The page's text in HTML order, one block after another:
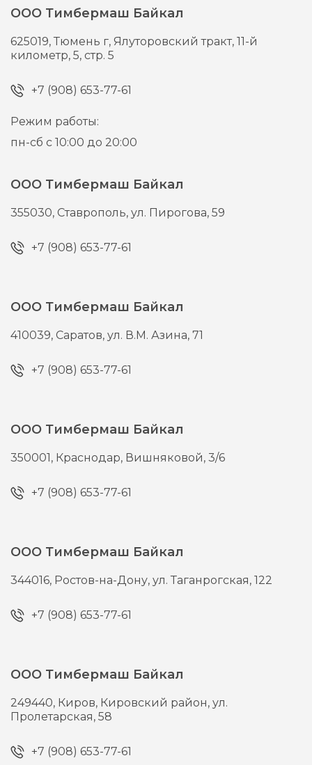
ООО Тимбермаш Байкал
625019,Тюмень г, Ялуторовский тракт, 11-й
километр, 5, стр. 5
+7 (908) 653-77-61
Режим работы:
пн-сб с 10:00 до 20:00
ООО Тимбермаш Байкал
355030, Ставрополь,ул. Пирогова, 59
+7 (908) 653-77-61
ООО Тимбермаш Байкал
410039, Саратов,ул. В.М. Азина, 71
+7 (908) 653-77-61
ООО Тимбермаш Байкал
350001, Краснодар, Вишняковой, 3/6
+7 (908) 653-77-61
ООО Тимбермаш Байкал
344016, Ростов-на-Дону,ул. Таганрогская, 122
+7 (908) 653-77-61
ООО Тимбермаш Байкал
249440, Киров, Кировский район, ул.
Пролетарская, 58
+7 (908) 653-77-61